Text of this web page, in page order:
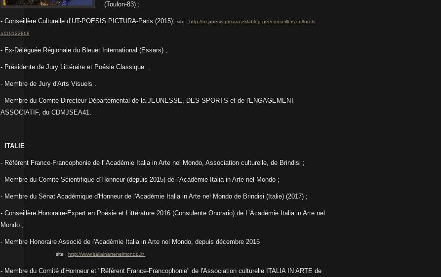
(Toulon-83) ;
- Conseillère Culturelle d’UT-POESIS PICTURA-Paris (2015) :site : http://ut-poesis-pictura.eklablog.net/conseillers-culturels-
a119122868
- Ex-Déléguée Régionale du Bleuet International (Essars) ;
- Présidente de Jury Littéraire et Poésie Classique ;
- Membre de Jury d'Arts Visuels .
- Membre du Comité Directeur Départemental de la JEUNESSE, DES SPORTS et de l'ENGAGEMENT
ASSOCIATIF, du CDMJSEA41.
ITALIE:
- Référent France-Francophonie de l'’Académie Italia in Arte nel Mondo, Association culturelle, de Brindisi ;
- Membre du Comité Scientifique d’Honneur(depuis 2015) de l’Académie Italia in Arte nel Mondo ;
- Membre du Sénat Académique d'Honneur de l'Académie Italia in Arte nel Mondo de Brindisi (Italie) (2017) ;
- Conseillère Honoraire-Expert en Poésie et Littérature 2016 (Consulente Onorario) de L’Académie Italia in Arte nel
Mondo ;
- Membre Honoraire Associé de l'Académie Italia in Arte nel Mondo, depuis décembre 2015
site : http://www.italiainartenelmondo.it/
- Membre du Comité d'Honneur et "Référent France-Francophonie" de l'Association culturelle ITALIA IN ARTE de